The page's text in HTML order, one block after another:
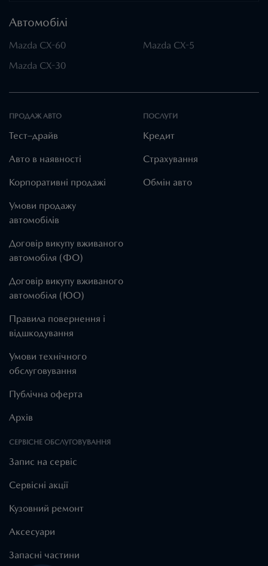
Автомобілі
Mazda CX-60
Mazda CX-5
Mazda CX-30
ПРОДАЖ АВТО
Тест–драйв
Авто в наявності
Корпоративні продажі
Умови продажу
автомобілів
Договір викупу вживаного
автомобіля (ФО)
Договір викупу вживаного
автомобіля (ЮО)
Правила повернення і
відшкодування
Умови технічного
обслуговування
Публічна оферта
Архів
ПОСЛУГИ
Кредит
Страхування
Обмін авто
СЕРВІСНЕ ОБСЛУГОВУВАННЯ
Запис на сервіс
Cервісні акції
Кузовний ремонт
Аксесуари
Запасні частини